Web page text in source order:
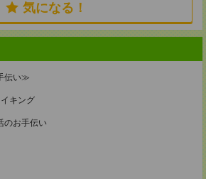
気になる！
伝い≫
キング
のお手伝い